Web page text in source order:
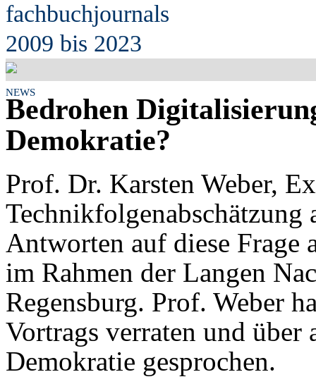
fachbuchjournals
2009 bis 2023
NEWS
Bedrohen
Demokratie?
Prof. Dr. Karsten Weber,
Antworten auf diese
im Rahmen der Langen
Regensburg. Prof. Weber
Vortrags verraten und über
Demokratie gesprochen.